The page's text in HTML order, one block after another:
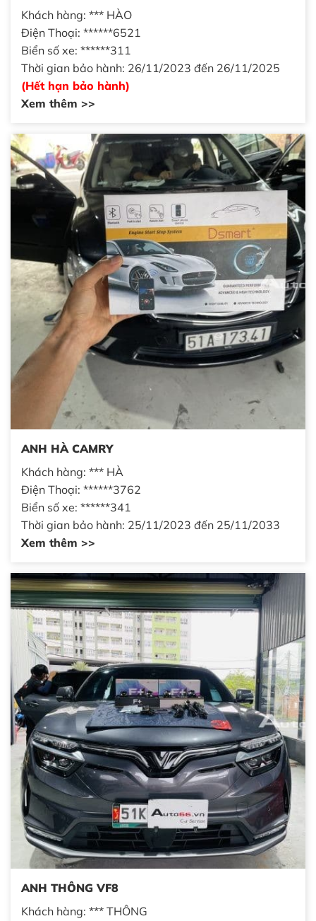
Khách hàng: *** HÀO
Điện Thoại: ******6521
Biển số xe: ******311
Thời gian bảo hành: 26/11/2023 đến 26/11/2025
(Hết hạn bảo hành)
Xem thêm >>
ANH HÀ CAMRY
Khách hàng: *** HÀ
Điện Thoại: ******3762
Biển số xe: ******341
Thời gian bảo hành: 25/11/2023 đến 25/11/2033
Xem thêm >>
ANH THÔNG VF8
Khách hàng: *** THÔNG